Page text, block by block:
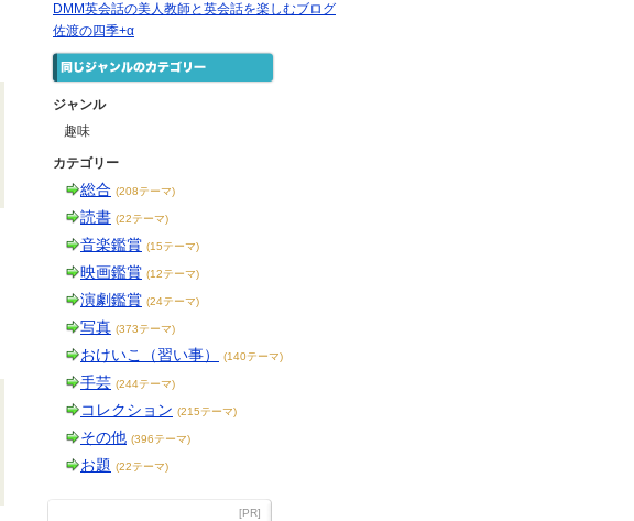
DMM英会話の美人教師と英会話を楽しむブログ
佐渡の四季+α
ジャンル
趣味
カテゴリー
総合 (208テーマ)
読書 (22テーマ)
音楽鑑賞 (15テーマ)
映画鑑賞 (12テーマ)
演劇鑑賞 (24テーマ)
写真 (373テーマ)
おけいこ（習い事） (140テーマ)
手芸 (244テーマ)
コレクション (215テーマ)
その他 (396テーマ)
お題 (22テーマ)
[PR]